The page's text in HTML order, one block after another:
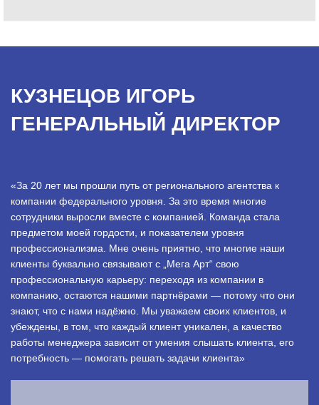
КУЗНЕЦОВ ИГОРЬ
ГЕНЕРАЛЬНЫЙ ДИРЕКТОР
«За 20 лет мы прошли путь от регионального агентства к
компании федерального уровня. За это время многие
сотрудники выросли вместе с компанией. Команда стала
предметом моей гордости, и показателем уровня
профессионализма. Мне очень приятно, что многие наши
клиенты буквально связывают с „Мега Арт“ свою
профессиональную карьеру: переходя из компании в
компанию, остаются нашими партнёрами — потому что они
знают, что с нами надёжно. Мы уважаем своих клиентов, и
убеждены, в том, что каждый клиент уникален, а качество
работы менеджера зависит от умения слышать клиента, его
потребность — помогать решать задачи клиента»